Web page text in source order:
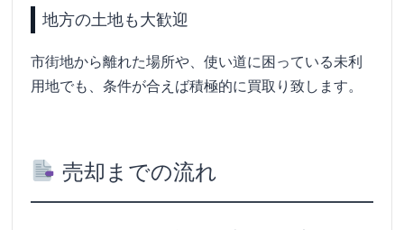
地方の土地も大歓迎
市街地から離れた場所や、使い道に困っている未利
用地でも、条件が合えば積極的に買取り致します。
売却までの流れ